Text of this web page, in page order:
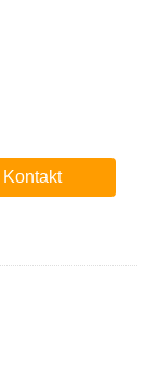
Kontakt